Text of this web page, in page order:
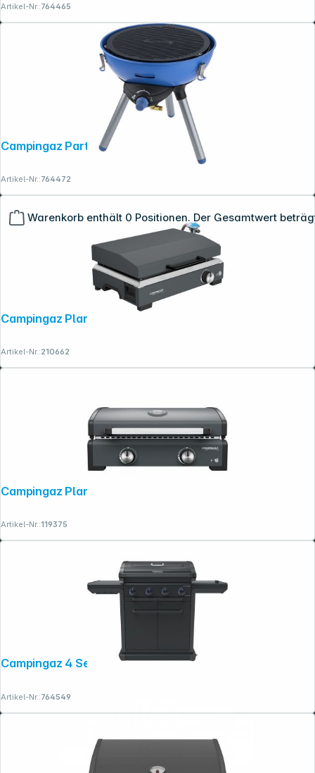
Warenkorb enthält 0 Positionen. Der Gesamtwert
Artikel-Nr.:764465
Campingaz Party Grill 400 R
Artikel-Nr.:764472
Campingaz Plancha Sigma 1 CV
Artikel-Nr.:210662
Campingaz Plancha Sigma 2 Cook
Artikel-Nr.:119375
Campingaz 4 Series Onyx S 37386
Artikel-Nr.:764549